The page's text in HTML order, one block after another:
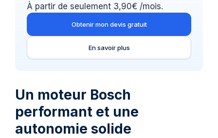
À partir de seulement 3,90€ /mois.
Obtenir mon devis gratuit
En savoir plus
Un moteur Bosch
performant et une
autonomie solide